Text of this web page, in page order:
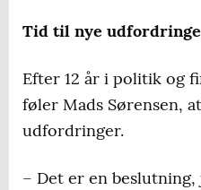
Tid til nye
Efter 12 år i politik og
føler Mads Sørensen,
udfordringer.
– Det er en beslutning,